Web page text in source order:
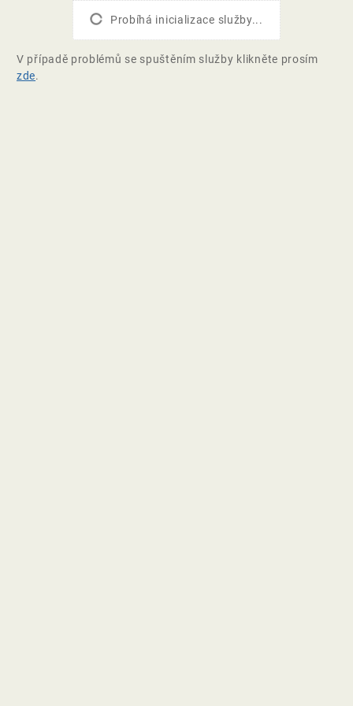
Probíhá inicializace služby...
V případě problémů se spuštěním služby klikněte prosím
zde.